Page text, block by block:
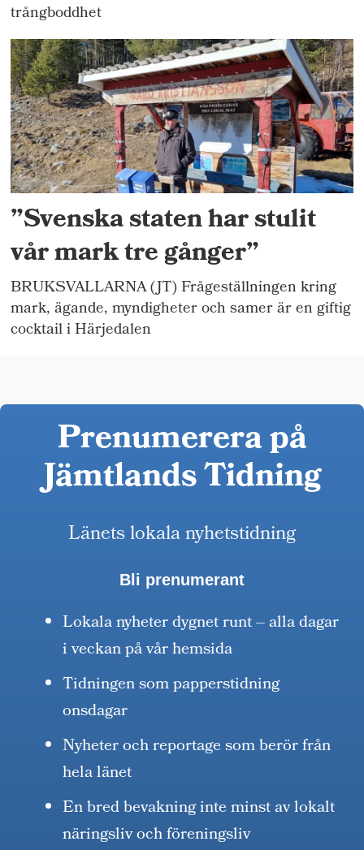
trångboddhet
”Svenska staten har stulit
vår mark tre gånger”
BRUKSVALLARNA (JT) Frågeställningen kring
mark, ägande, myndigheter och samer är en giftig
cocktail i Härjedalen
Prenumerera på
Jämtlands Tidning
Länets lokala nyhetstidning
Bli prenumerant
Lokala nyheter dygnet runt – alla dagar
i veckan på vår hemsida
Tidningen som papperstidning
onsdagar
Nyheter och reportage som berör från
hela länet
En bred bevakning inte minst av lokalt
näringsliv och föreningsliv